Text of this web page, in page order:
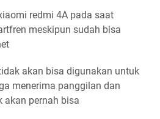
redmi 4A pada saat
meskipun sudah bisa
akan bisa digunakan untuk
menerima panggilan dan
akan pernah bisa